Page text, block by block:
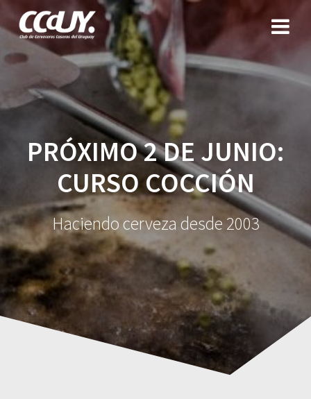
Saltar
contenido
PRÓXIMO 2 DE JUNIO:
CURSO COCCIÓN
Haciendo cerveza desde 2003